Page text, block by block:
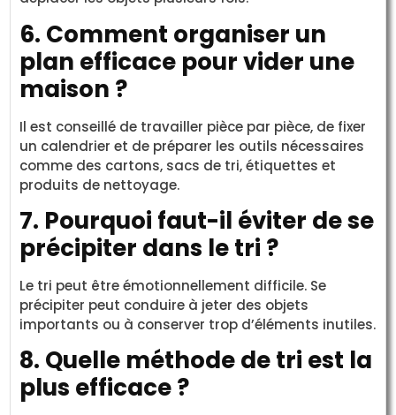
6. Comment organiser un
plan efficace pour vider une
maison ?
Il est conseillé de travailler pièce par pièce, de fixer
un calendrier et de préparer les outils nécessaires
comme des cartons, sacs de tri, étiquettes et
produits de nettoyage.
7. Pourquoi faut-il éviter de se
précipiter dans le tri ?
Le tri peut être émotionnellement difficile. Se
précipiter peut conduire à jeter des objets
importants ou à conserver trop d’éléments inutiles.
8. Quelle méthode de tri est la
plus efficace ?